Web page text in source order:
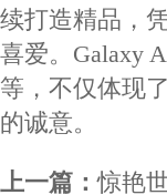
续打造精品，
喜爱。Galaxy
等，不仅体现
的诚意。
上一篇：惊艳